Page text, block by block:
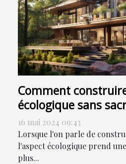
Comment
écologique sans
16 mai 2024 09:43
Lorsque l'on parle de
l'aspect écologique prend
plus...